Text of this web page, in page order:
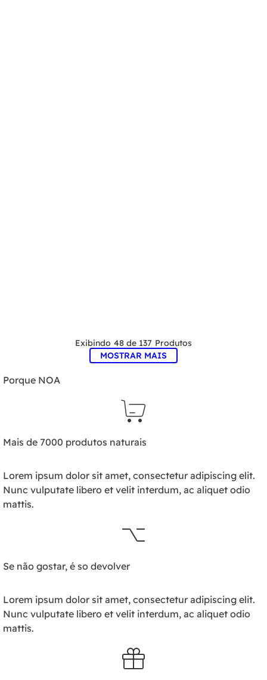
48 de 137
MOSTRAR MAIS
Porque NOA
Mais de 7000 produtos naturais
Lorem ipsum dolor sit amet, consectetur adipiscing elit.
Nunc vulputate libero et velit interdum, ac aliquet odio
mattis.
Se não gostar, é so devolver
Lorem ipsum dolor sit amet, consectetur adipiscing elit.
Nunc vulputate libero et velit interdum, ac aliquet odio
mattis.